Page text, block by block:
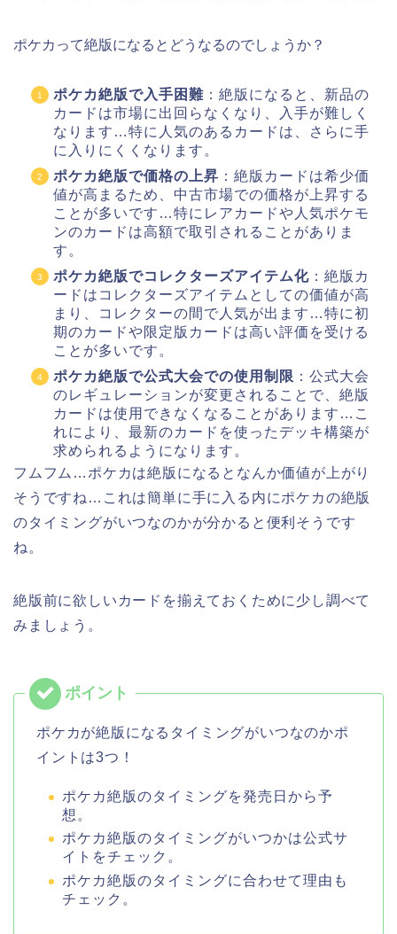
ポケカって絶版になるとどうなるのでしょうか？
ポケカ絶版で入手困難 ：絶版になると、新品の
カードは市場に出回らなくなり、入手が難しく
なります…特に人気のあるカードは、さらに手
に入りにくくなります。
ポケカ絶版で価格の上昇 ：絶版カードは希少価
値が高まるため、中古市場での価格が上昇する
ことが多いです…特にレアカードや人気ポケモ
ンのカードは高額で取引されることがありま
す。
ポケカ絶版でコレクターズアイテム化 ：絶版カ
ードはコレクターズアイテムとしての価値が高
まり、コレクターの間で人気が出ます…特に初
期のカードや限定版カードは高い評価を受ける
ことが多いです。
ポケカ絶版で公式大会での使用制限 ：公式大会
のレギュレーションが変更されることで、絶版
カードは使用できなくなることがあります…こ
れにより、最新のカードを使ったデッキ構築が
求められるようになります。
フムフム…ポケカは絶版になるとなんか価値が上がり
そうですね…これは簡単に手に入る内にポケカの絶版
のタイミングがいつなのかが分かると便利そうです
ね。
絶版前に欲しいカードを揃えておくために少し調べて
みましょう。
ポケカが絶版になるタイミングがいつなのかポ
イントは3つ！
ポケカ絶版のタイミングを発売日から予
想。
ポケカ絶版のタイミングがいつかは公式サ
イトをチェック。
ポケカ絶版のタイミングに合わせて理由も
チェック。